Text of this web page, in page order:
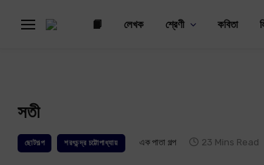
📙 লেখক শ্রেণী কবিতা
সতী
ছোটগল্প শরৎচন্দ্র চট্টোপাধ্যায় এক পাতা গল্প 23 Mins Read